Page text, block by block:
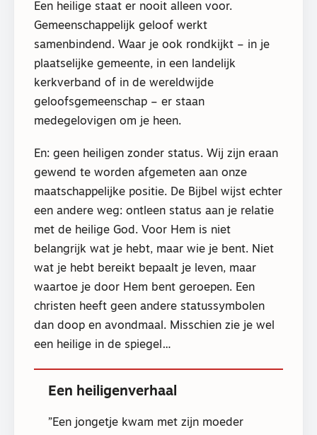
Een heilige staat er nooit alleen voor.
Gemeenschappelijk geloof werkt
samenbindend. Waar je ook rondkijkt – in je
plaatselijke gemeente, in een landelijk
kerkverband of in de wereldwijde
geloofsgemeenschap – er staan
medegelovigen om je heen.
En: geen heiligen zonder status. Wij zijn eraan
gewend te worden afgemeten aan onze
maatschappelijke positie. De Bijbel wijst echter
een andere weg: ontleen status aan je relatie
met de heilige God. Voor Hem is niet
belangrijk wat je hebt, maar wie je bent. Niet
wat je hebt bereikt bepaalt je leven, maar
waartoe je door Hem bent geroepen. Een
christen heeft geen andere statussymbolen
dan doop en avondmaal. Misschien zie je wel
een heilige in de spiegel…
Een heiligenverhaal
Een jongetje kwam met zijn moeder